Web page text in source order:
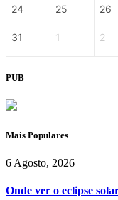
24 25 26
31 1 2
PUB
Mais Populares
6 Agosto, 2026
Onde ver o eclipse